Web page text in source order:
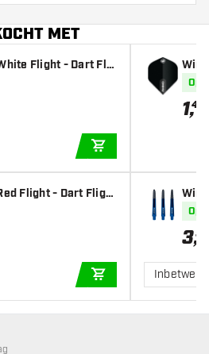
MET
Flight - Dart Flig
Flight - Dart Flight
IN WINKELWAGEN
hts
Op
1,40
Op
3,50
Inbetween